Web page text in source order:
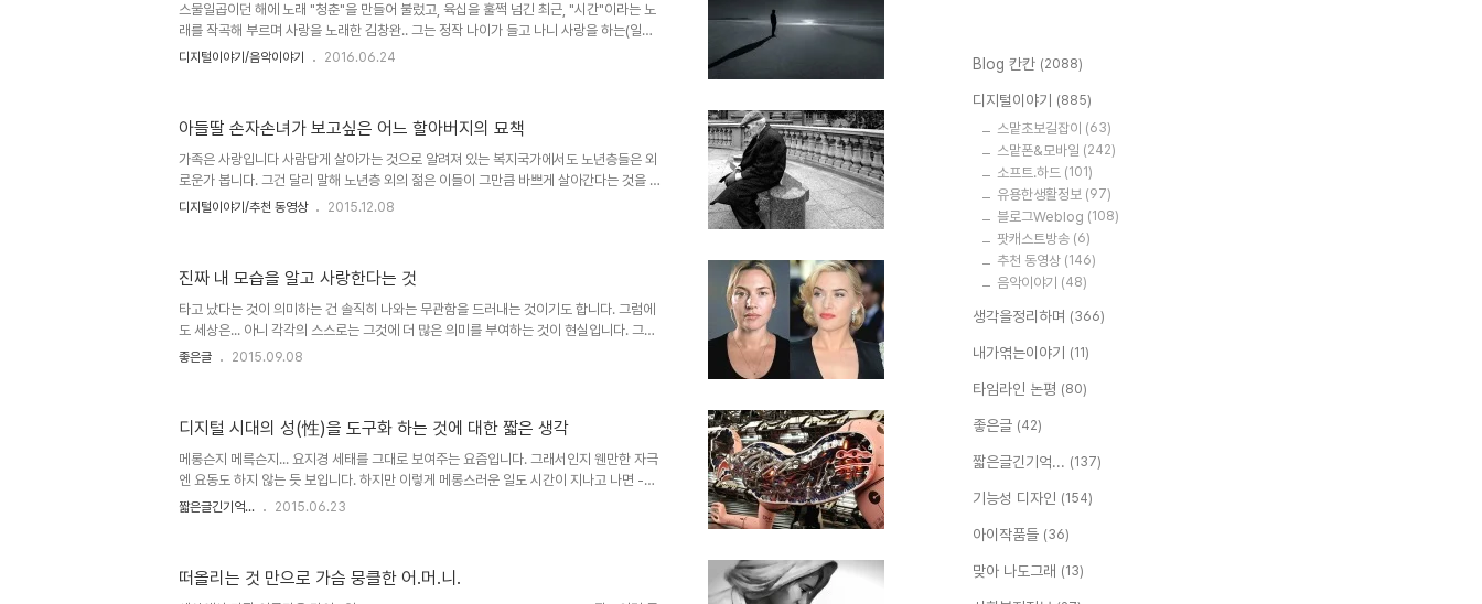
연한 결과였음을 앞다퉈 이야기했습니다. 마치 과정 중에 말하지 못했음을 안타까워하며 말
이죠..
스물일곱이던 해에 노래 "청춘"을 만들어 불렀고, 육십을 훌쩍 넘긴 최근, "시간"이라는 노
래를 작곡해 부르며 사랑을 노래한 김창완.. 그는 정작 나이가 들고 나니 사랑을 하는(일방
적이고, 아픈) 마음마저도 부럽다고 말합니다. 청춘.. 언제인가 그 노래를 좋아하게된 기억
(표시근캘리그라피)'s instagy.com 문제는 그 사랑이라는 것이 어긋났을 때 일어납니다.
상대가 원하지 않는 일방적인 사랑이라면 애틋한 짝사랑에서 심한 경우(아..
디지털이야기/음악이야기 2016.06.24
아들딸 손자손녀가 보고싶은 어느 할아버지의 묘책
가족은 사랑입니다 사람답게 살아가는 것으로 알려져 있는 복지국가에서도 노년층들은 외
로운가 봅니다. 그건 달리 말해 노년층 외의 젊은 이들이 그만큼 바쁘게 살아간다는 것을 의
미하는 것일 수 도 있을 겁니다. 뭐~ 우리와 비교할 것은 못 되겠지만... 이미지 출처:
현 시점에 3천4백만 뷰를 넘겼으니 에데카 입장에선 마케팅적으로 독톡한 효과를 봤다고
할 수 있을 듯 합니다. 마케팅은 이렇게 해야 하는데... 잠재의식이 어떻고... ..
디지털이야기/추천 동영상 2015.12.08
진짜 내 모습을 알고 사랑한다는 것
타고 났다는 것이 의미하는 건 솔직히 나와는 무관함을 드러내는 것이기도 합니다. 그럼에
도 세상은... 아니 각각의 스스로는 그것에 더 많은 의미를 부여하는 것이 현실입니다. 그러
나 어느 피부과 전문의가 고백한 "피부는 타고난다"는 말처럼 우리가 생각하는 만큼 노력이
토록 닮고자 하는 나라 미국의 유명 배우가 생얼을 공개했다는 소식은 생각할 적잖은 여지
를 부여합니다. 그 주인공인 케이트 윈슬렛과 스칼렛 요한슨...어찌 보면 악순환처럼 느껴지
기도 ..
좋은글 2015.09.08
디지털 시대의 성(性)을 도구화 하는 것에 대한 짧은 생각
메롱슨지 메륵슨지... 요지경 세태를 그대로 보여주는 요즘입니다. 그래서인지 웬만한 자극
엔 요동도 하지 않는 듯 보입니다. 하지만 이렇게 메롱스러운 일도 시간이 지나고 나면 -뭐
이미 끝나는 분위깁니다만- 분명 그랬던 때가 언제였는지 아득해 질겁니다. 기술의 진보를
부에 느껴질 만큼 또는 실제로- 제시되고 있기 때문일 겁니다. 이미지 출처:
짧은글긴기억... 2015.06.23
떠올리는 것 만으로 가슴 뭉클한 어.머.니.
Blog 칸칸 (2088)
디지털이야기 (885)
스맡초보길잡이 (63)
스맡폰&모바일 (242)
소프트.하드 (101)
유용한생활정보 (97)
블로그Weblog (108)
팟캐스트방송 (6)
추천 동영상 (146)
음악이야기 (48)
생각을정리하며 (366)
내가엮는이야기 (11)
타임라인 논평 (80)
좋은글 (42)
짧은글긴기억... (137)
기능성 디자인 (154)
아이작품들 (36)
맞아 나도그래 (13)